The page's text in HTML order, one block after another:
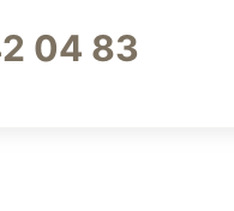
04 83